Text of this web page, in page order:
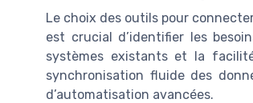
Le choix des outils pour
est crucial d’identifier les
systèmes existants et la
synchronisation fluide des
d’automatisation avancées.